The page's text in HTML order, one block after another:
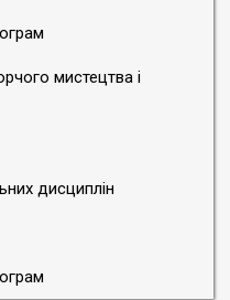
мистецтва і
дисциплін